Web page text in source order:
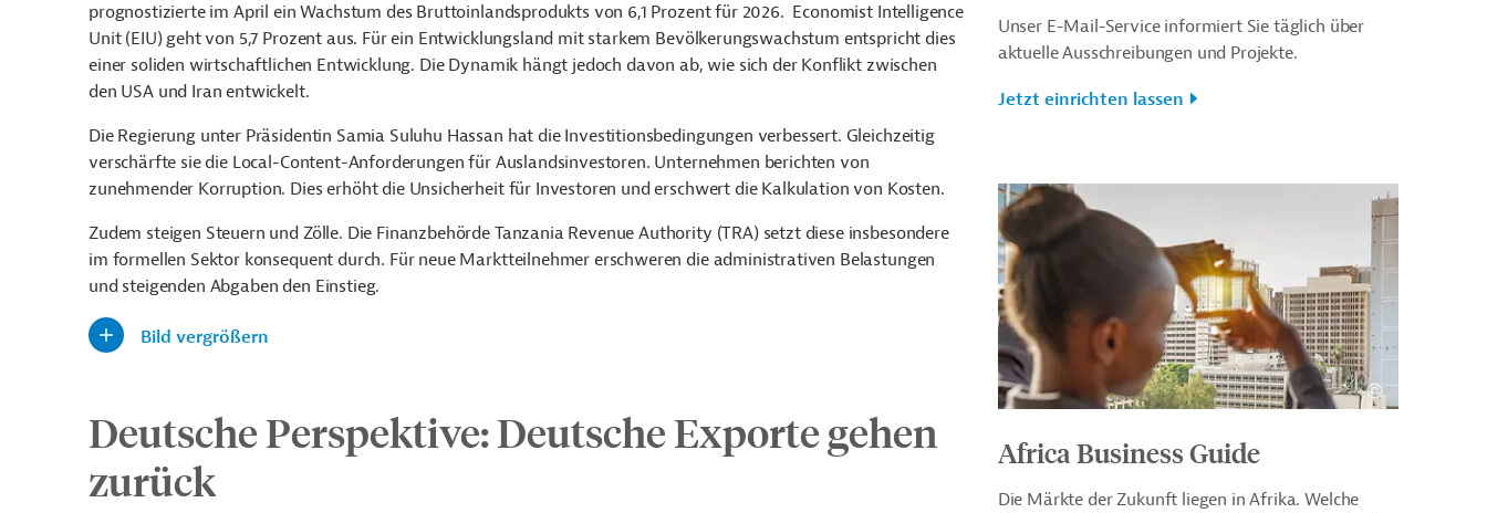
prognostizierte im April ein Wachstum des Bruttoinlandsprodukts von 6,1 Prozent für 2026. Economist Intelligence
Unit (EIU) geht von 5,7 Prozent aus. Für ein Entwicklungsland mit starkem Bevölkerungswachstum entspricht dies
einer soliden wirtschaftlichen Entwicklung. Die Dynamik hängt jedoch davon ab, wie sich der Konflikt zwischen
den USA und Iran entwickelt.
Die Regierung unter Präsidentin Samia Suluhu Hassan hat die Investitionsbedingungen verbessert. Gleichzeitig
verschärfte sie die Local-Content-Anforderungen für Auslandsinvestoren. Unternehmen berichten von
zunehmender Korruption. Dies erhöht die Unsicherheit für Investoren und erschwert die Kalkulation von Kosten.
Zudem steigen Steuern und Zölle. Die Finanzbehörde Tanzania Revenue Authority (TRA) setzt diese insbesondere
im formellen Sektor konsequent durch. Für neue Marktteilnehmer erschweren die administrativen Belastungen
und steigenden Abgaben den Einstieg.
Bild vergrößern
Deutsche Perspektive: Deutsche Exporte gehen
zurück
Unser E-Mail-Service informiert Sie täglich über
aktuelle Ausschreibungen und Projekte.
Jetzt einrichten lassen
Africa Business Guide
Die Märkte der Zukunft liegen in Afrika. Welche